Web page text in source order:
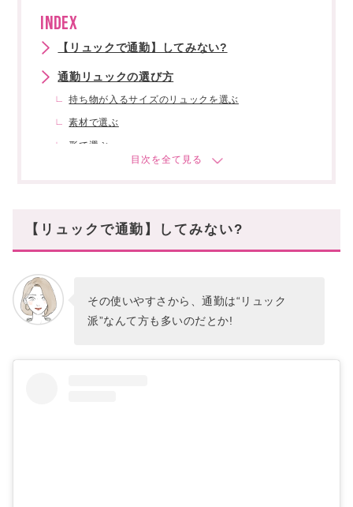
INDEX
【リュックで通勤】してみない?
通勤リュックの選び方
持ち物が入るサイズのリュックを選ぶ
素材で選ぶ
形で選ぶ
重さ・軽さで選ぶ
【ランキング】レディースの「通勤リュック」人
気ブランド!
【カジュアルブランド】おすすめ通勤リュックを
ご紹介
【リュックで通勤】してみない?
その使いやすさから、通勤は“リュック
派”なんて方も多いのだとか!